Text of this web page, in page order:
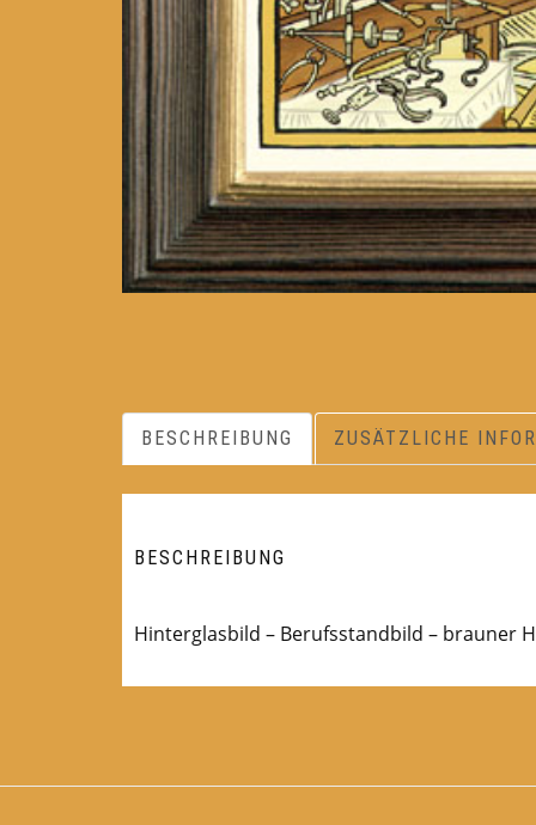
BESCHREIBUNG ZUSÄTZLICHE
BESCHREIBUNG
Hinterglasbild – Berufsstandbild – brauner